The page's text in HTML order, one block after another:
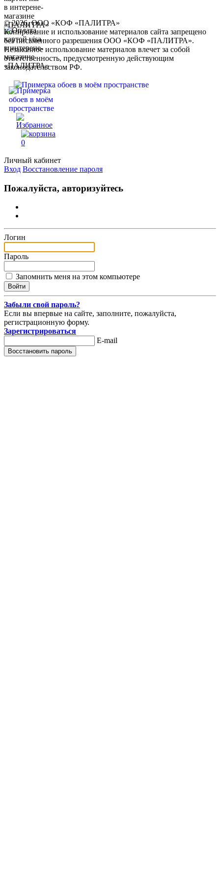
© 2026, ООО «КОФ «ПАЛИТРА»
Копирование и использование материалов сайта запрещено
без письменного разрешения ООО «КОФ «ПАЛИТРА».
Незаконное использование материалов влечет за собой
ответственность, предусмотренную действующим
законодательством РФ.
0
Личный кабинет
Вход Восстановление пароля
Пожалуйста, авторизуйтесь
Логин
Пароль
Запомнить меня на этом компьютере
Забыли свой пароль?
Если вы впервые на сайте, заполните, пожалуйста,
регистрационную форму.
Зарегистрироваться
E-mail
Восстановить пароль